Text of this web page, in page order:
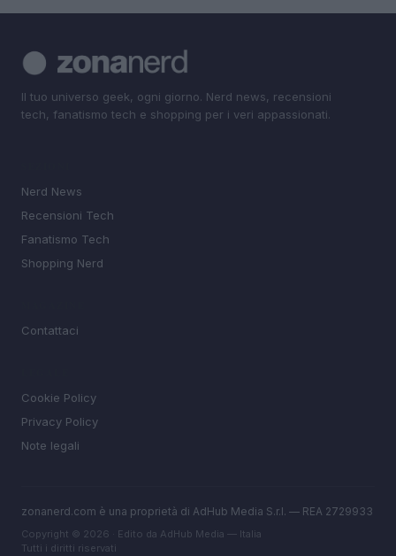
Il tuo universo geek, ogni giorno. Nerd news, recensioni
tech, fanatismo tech e shopping per i veri appassionati.
Nerd News
Recensioni Tech
Fanatismo Tech
Shopping Nerd
Contattaci
Cookie Policy
Privacy Policy
Note legali
zonanerd.com è una proprietà di AdHub Media S.r.l. — REA 2729933
Copyright © 2026 · Edito da AdHub Media — Italia
Tutti i diritti riservati